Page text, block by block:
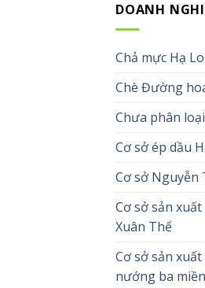
DOANH
Chả mực Hạ
Chè Đường
Chưa phân loại
Cơ sở ép dầu
Cơ sở Nguyễn
Cơ sở sản
Xuân Thế
Cơ sở sản
nướng ba